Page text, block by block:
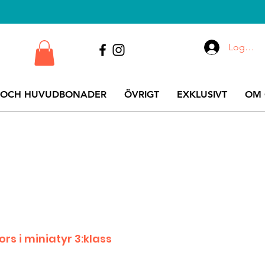
HUVUDBONADER ÖVRIGT EXKLUSIVT OM
Logga
i miniatyr 3:klass